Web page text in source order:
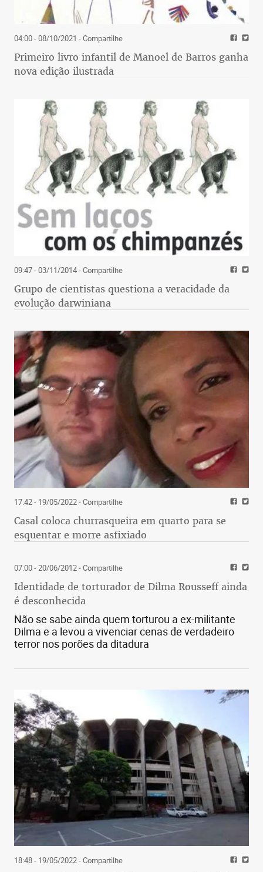
04:00 - 08/10/2021 - Compartilhe
Primeiro livro infantil de Manoel de Barros ganha
nova edição ilustrada
09:47 - 03/11/2014- Compartilhe
Grupo de cientistas questiona a veracidade da
evolução darwiniana
17:42 - 19/05/2022- Compartilhe
Casal coloca churrasqueira em quarto para se
esquentar e morre asfixiado
07:00 - 20/06/2012- Compartilhe
Identidade de torturador de Dilma Rousseff ainda
é desconhecida
Não se sabe ainda quem torturou a ex-militante
Dilma e a levou a vivenciar cenas de verdadeiro
terror nos porões da ditadura
18:48 - 19/05/2022- Compartilhe